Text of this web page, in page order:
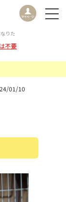
りた
不要
01/10